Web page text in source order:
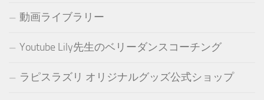
動画ライブラリー
Youtube Lily先生のベリーダンスコーチング
ラピスラズリ オリジナルグッズ公式ショップ